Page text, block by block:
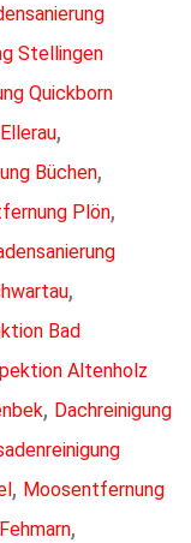
Stellingen
Quickborn
,
Büchen,
Plön,
,
Bad
Altenholz
, Dachreinigung
, Moosentfernung
,